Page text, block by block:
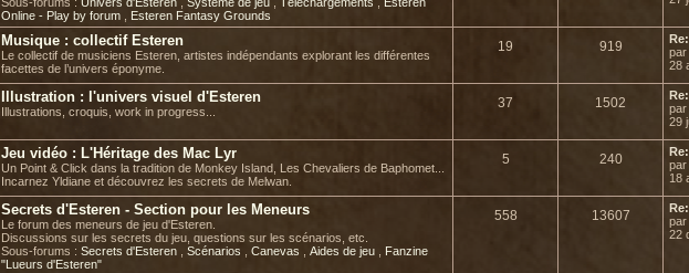
Online - Play by forum
Esteren Fantasy Grounds
Musique : collectif Esteren
Le collectif de musiciens Esteren, artistes indépendants explorant les différentes
facettes de l’univers éponyme.
19 919
par
28
Illustration : l'univers visuel d'Esteren
Illustrations, croquis, work in progress...
37 1502
par
29
Jeu vidéo : L'Héritage des Mac Lyr
Un Point & Click dans la tradition de Monkey Island, Les Chevaliers de Baphomet...
Incarnez Yldiane et découvrez les secrets de Melwan.
5 240
par
18
Secrets d'Esteren - Section pour les Meneurs
Le forum des meneurs de jeu d'Esteren.
Discussions sur les secrets du jeu, questions sur les scénarios, etc.
Sous-forums : Secrets d'Esteren Scénarios Canevas Aides de jeu
Fanzine
"Lueurs d'Esteren"
558 13607
par
22